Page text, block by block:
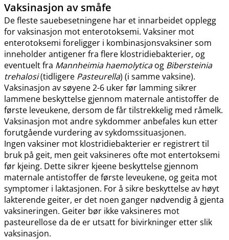
Vaksinasjon av småfe
De fleste sauebesetningene har et innarbeidet opplegg
for vaksinasjon mot enterotoksemi. Vaksiner mot
enterotoksemi foreligger i kombinasjonsvaksiner som
inneholder antigener fra flere klostridiebakterier, og
eventuelt fra Mannheimia haemolyticaog Bibersteinia
trehalosi(tidligere Pasteurella) (i samme vaksine).
Vaksinasjon av søyene 2-6 uker før lamming sikrer
lammene beskyttelse gjennom maternale antistoffer de
første leveukene, dersom de får tilstrekkelig med råmelk.
Vaksinasjon mot andre sykdommer anbefales kun etter
forutgående vurdering av sykdomssituasjonen.
Ingen vaksiner mot klostridiebakterier er registrert til
bruk på geit, men geit vaksineres ofte mot entertoksemi
før kjeing. Dette sikrer kjeene beskyttelse gjennom
maternale antistoffer de første leveukene, og geita mot
symptomer i laktasjonen. For å sikre beskyttelse av høyt
lakterende geiter, er det noen ganger nødvendig å gjenta
vaksineringen. Geiter bør ikke vaksineres mot
pasteurellose da de er utsatt for bivirkninger etter slik
vaksinasjon.